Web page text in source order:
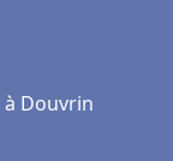
Douvrin